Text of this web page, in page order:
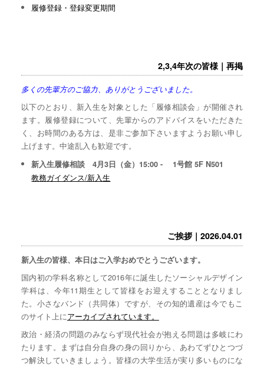
履修登録・登録変更期間
2,3,4年次の皆様｜再掲
多くの先輩方のご協力、ありがとうございました。
以下のとおり、新入生を対象とした「履修相談会」が開催され
ます。履修登録について、先輩からのアドバイスをいただきた
く、お時間のある方は、是非ご参加下さいますようお願い申し
上げます。中途乱入も歓迎です。
新入生履修相談 4月3日（金）15:00 - 1号館 5F N501
教務ガイダンス/新入生
ご挨拶｜2026.04.01
新入生の皆様、本日はご入学おめでとうございます。
国内初の学科名称として2016年に誕生したソーシャルデザイン
学科は、今年11期生として皆様をお迎えすることとなりまし
た。小さなバンド（共同体）ですが、その知的遺産は今でもこ
のサイト上にアーカイブされています。
政治・経済の問題のみならず現代社会が抱える問題は多岐にわ
たります。まずは自分自身の身の回りから、あわてずひとつづ
つ解決していきましょう。皆様の大学生活が実り多いものにな